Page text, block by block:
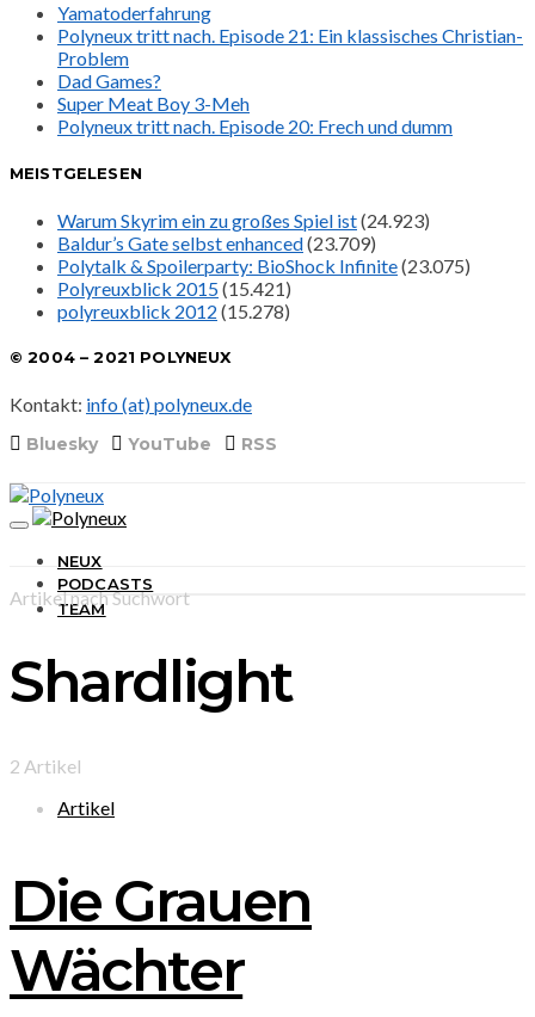
Yamatoderfahrung
Polyneux tritt nach. Episode 21: Ein klassisches Christian-
Problem
Dad Games?
Super Meat Boy 3-Meh
Polyneux tritt nach. Episode 20: Frech und dumm
MEISTGELESEN
Warum Skyrim ein zu großes Spiel ist(24.923)
Baldur’s Gate selbst enhanced(23.709)
Polytalk & Spoilerparty: BioShock Infinite(23.075)
Polyreuxblick 2015(15.421)
polyreuxblick 2012 (15.278)
© 2004 – 2021 POLYNEUX
Kontakt: info (at) polyneux.de
Bluesky YouTube RSS
NEUX
PODCASTS
TEAM
Artikel nach Suchwort
Shardlight
2 Artikel
Artikel
Die Grauen
Wächter